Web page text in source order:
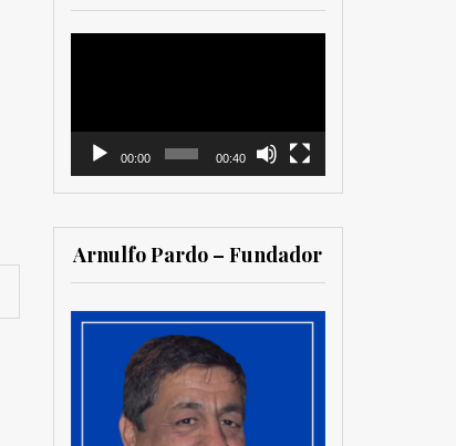
00:00 00:40
Arnulfo Pardo – Fundador